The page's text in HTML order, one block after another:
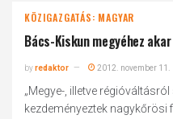
KÖZIGAZGATÁS: MAGYAR
Bács-Kiskun megyéhez
byredaktor 2012. november 11.
„Megye-, illetve
kezdeményeztek nagykőrösi